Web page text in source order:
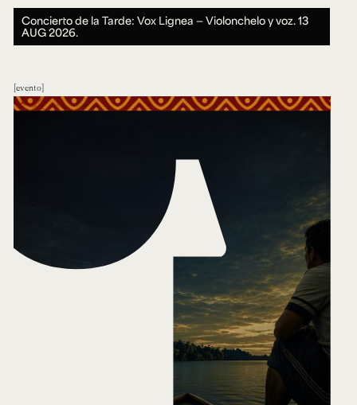
Concierto de la Tarde: Vox Lignea — Violonchelo y voz.13
AUG 2026.
evento